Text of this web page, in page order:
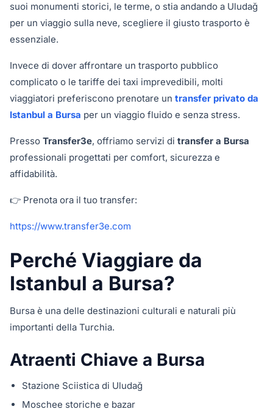
suoi monumenti storici, le terme, o stia andando a Uludağ
per un viaggio sulla neve, scegliere il giusto trasporto è
essenziale.
Invece di dover affrontare un trasporto pubblico
complicato o le tariffe dei taxi imprevedibili, molti
viaggiatori preferiscono prenotare un transfer privato da
Istanbul a Bursa per un viaggio fluido e senza stress.
Presso Transfer3e, offriamo servizi di transfer a Bursa
professionali progettati per comfort, sicurezza e
affidabilità.
👉 Prenota ora il tuo transfer:
https://www.transfer3e.com
Perché Viaggiare da
Istanbul a Bursa?
Bursa è una delle destinazioni culturali e naturali più
importanti della Turchia.
Atraenti Chiave a Bursa
Stazione Sciistica di Uludağ
Moschee storiche e bazar